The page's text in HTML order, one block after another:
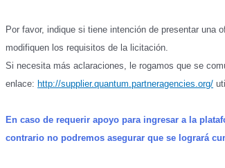
Por favor, indique si tiene intención de presentar una
modifiquen los requisitos de la licitación.
Si necesita más aclaraciones, le rogamos que se
enlace: http://supplier.quantum.partneragencies.org/
En caso de requerir apoyo para ingresar a la
contrario no podremos asegurar que se logrará